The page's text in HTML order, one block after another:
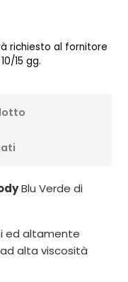
richiesto al fornitore
15 gg.
Blu Verde di
ed altamente
alta viscosità